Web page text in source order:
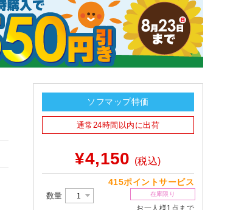
ソフマップ特価
通常24時間以内に出荷
¥4,150 (税込)
415ポイントサービス
数量 在庫限り
お一人様1点まで